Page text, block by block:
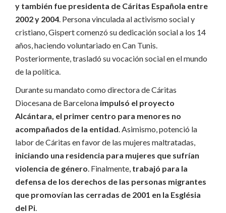
y también fue presidenta de Cáritas Española entre
2002 y 2004 . Persona vinculada al activismo social y
cristiano, Gispert comenzó su dedicación social a los 14
años, haciendo voluntariado en Can Tunis.
Posteriormente, trasladó su vocación social en el mundo
de la política.
Durante su mandato como directora de Cáritas
Diocesana de Barcelona impulsó el proyecto
Alcántara, el primer centro para menores no
acompañados de la entidad . Asimismo, potenció la
labor de Cáritas en favor de las mujeres maltratadas,
iniciando una residencia para mujeres que sufrían
violencia de género . Finalmente, trabajó para la
defensa de los derechos de las personas migrantes
que promovían las cerradas de 2001 en la Església
del Pi